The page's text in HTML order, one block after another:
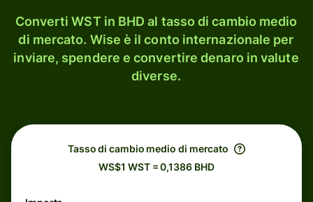
Converti WST in BHD al tasso di cambio medio
di mercato. Wise è il conto internazionale per
inviare, spendere e convertire denaro in valute
diverse.
Tasso di cambio medio di mercato
WS$1 WST = 0,1386 BHD